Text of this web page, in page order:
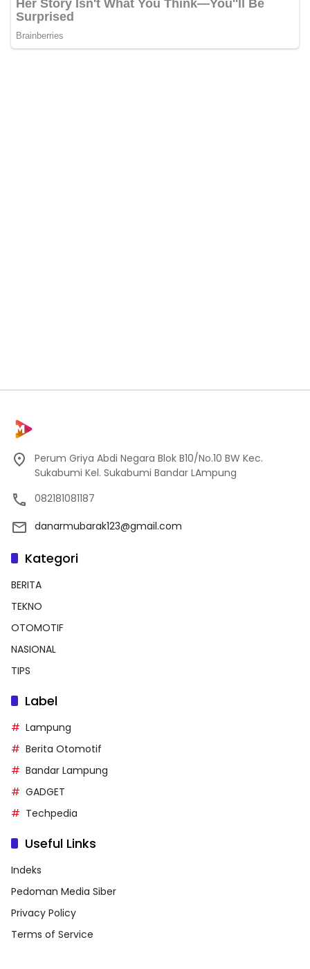
Perum Griya Abdi Negara Blok B10/No.10 BW Kec.
Sukabumi Kel. Sukabumi Bandar LAmpung
082181081187
danarmubarak123@gmail.com
Kategori
BERITA
TEKNO
OTOMOTIF
NASIONAL
TIPS
Label
Lampung
Berita Otomotif
Bandar Lampung
GADGET
Techpedia
Useful Links
Indeks
Pedoman Media Siber
Privacy Policy
Terms of Service